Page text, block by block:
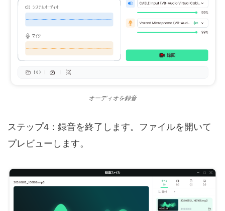
オーディオを録音
ステップ4：録音を終了します。ファイルを開いて
プレビューします。